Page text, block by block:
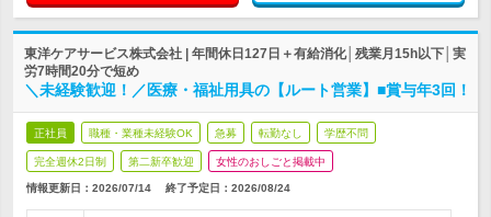
東洋ケアサービス株式会社 | 年間休日127日＋有給消化│残業月15h以下│実
労7時間20分で短め
＼未経験歓迎！／医療・福祉用具の【ルート営業】■賞与年3回！
正社員 職種・業種未経験OK 急募 転勤なし 学歴不問
完全週休2日制 第二新卒歓迎 女性のおしごと掲載中
情報更新日：2026/07/14 終了予定日： 2026/08/24